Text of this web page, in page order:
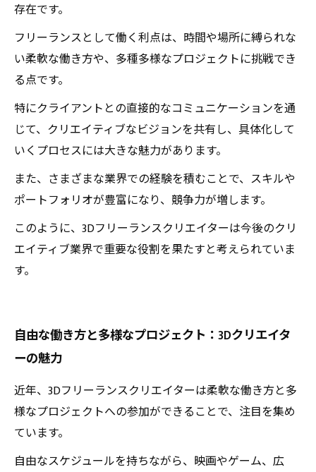
存在です。
フリーランスとして働く利点は、時間や場所に縛られな
い柔軟な働き方や、多種多様なプロジェクトに挑戦でき
る点です。
特にクライアントとの直接的なコミュニケーションを通
じて、クリエイティブなビジョンを共有し、具体化して
いくプロセスには大きな魅力があります。
また、さまざまな業界での経験を積むことで、スキルや
ポートフォリオが豊富になり、競争力が増します。
このように、3Dフリーランスクリエイターは今後のクリ
エイティブ業界で重要な役割を果たすと考えられていま
す。
自由な働き方と多様なプロジェクト：3Dクリエイタ
ーの魅力
近年、3Dフリーランスクリエイターは柔軟な働き方と多
様なプロジェクトへの参加ができることで、注目を集め
ています。
自由なスケジュールを持ちながら、映画やゲーム、広